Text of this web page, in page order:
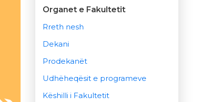
Organet e Fakultetit
Rreth nesh
Dekani
Prodekanët
Udhëheqësit e programeve
Këshilli i Fakultetit